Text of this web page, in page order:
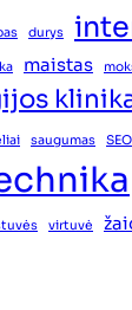
durys
maistas
saugumas SEO
virtuvė